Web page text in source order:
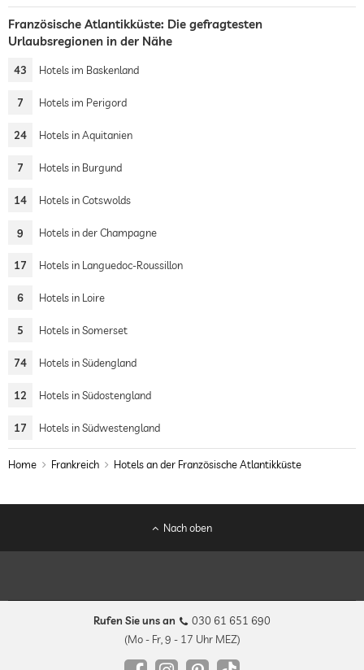
Französische Atlantikküste: Die gefragtesten
Urlaubsregionen in der Nähe
43 Hotels im Baskenland
7 Hotels im Perigord
24 Hotels in Aquitanien
7 Hotels in Burgund
14 Hotels in Cotswolds
9 Hotels in der Champagne
17 Hotels in Languedoc-Roussillon
6 Hotels in Loire
5 Hotels in Somerset
74 Hotels in Südengland
12 Hotels in Südostengland
17 Hotels in Südwestengland
Home Frankreich Hotels an der Französische Atlantikküste
Nach oben
Rufen Sie uns an
030 61 651 690
(Mo - Fr, 9 - 17 Uhr MEZ)